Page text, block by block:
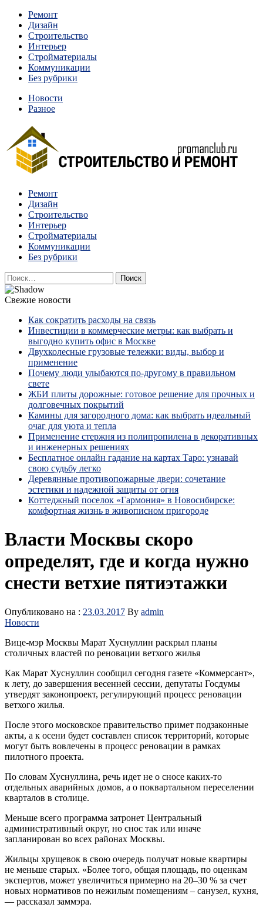
Перейти
содержимому
Ремонт
Дизайн
Строительство
Интерьер
Стройматериалы
Коммуникации
Без рубрики
Новости
Разное
Строительство и ремонт
Квартиры и дома, в которых живут разные люди, очень
отличаются между собой.
Ремонт
Дизайн
Строительство
Интерьер
Стройматериалы
Коммуникации
Без рубрики
Найти:
Свежие новости
Как сократить расходы на связь
Инвестиции в коммерческие метры: как выбрать и
выгодно купить офис в Москве
Двухколесные грузовые тележки: виды, выбор и
применение
Почему люди улыбаются по‑другому в правильном
свете
ЖБИ плиты дорожные: готовое решение для прочных и
долговечных покрытий
Камины для загородного дома: как выбрать идеальный
очаг для уюта и тепла
Применение стержня из полипропилена в декоративных
и инженерных решениях
Бесплатное онлайн гадание на картах Таро: узнавай
свою судьбу легко
Деревянные противопожарные двери: сочетание
эстетики и надежной защиты от огня
Коттеджный поселок «Гармония» в Новосибирске:
комфортная жизнь в живописном пригороде
Власти Москвы скоро
определят, где и когда нужно
снести ветхие пятиэтажки
Опубликовано на : 23.03.2017 By admin
Новости
Вице-мэр Москвы Марат Хуснуллин раскрыл планы
столичных властей по реновации ветхого жилья
Как Марат Хуснуллин сообщил сегодня газете «Коммерсант»,
к лету, до завершения весенней сессии, депутаты Госдумы
утвердят законопроект, регулирующий процесс реновации
ветхого жилья.
После этого московское правительство примет подзаконные
акты, а к осени будет составлен список территорий, которые
могут быть вовлечены в процесс реновации в рамках
пилотного проекта.
По словам Хуснуллина, речь идет не о сносе каких-то
отдельных аварийных домов, а о поквартальном переселении
кварталов в столице.
Меньше всего программа затронет Центральный
административный округ, но снос так или иначе
запланирован во всех районах Москвы.
Жильцы хрущевок в свою очередь получат новые квартиры
не меньше старых. «Более того, общая площадь, по оценкам
экспертов, может увеличиться примерно на 20–30 % за счет
новых нормативов по нежилым помещениям – санузел, кухня,
— рассказал заммэра.